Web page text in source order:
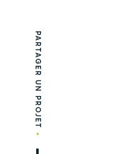
PARTAGER UN PROJET
•